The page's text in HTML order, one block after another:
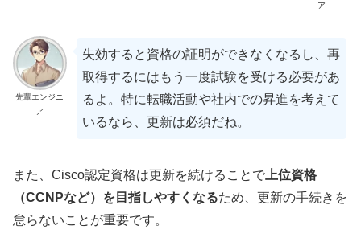
ア
先輩エンジニ
ア
失効すると資格の証明ができなくなるし、再
取得するにはもう一度試験を受ける必要があ
るよ。特に転職活動や社内での昇進を考えて
いるなら、更新は必須だね。
また、Cisco認定資格は更新を続けることで 上位資格
（CCNPなど）を目指しやすくなるため、更新の手続きを
怠らないことが重要です。